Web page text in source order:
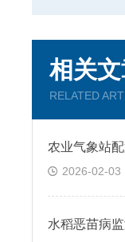
相关
RELATED
2026-02-03
水稻恶苗病